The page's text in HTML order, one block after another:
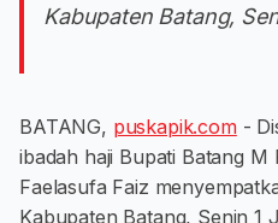
Kabupaten Batang,
BATANG, puskapik.com-
ibadah haji Bupati Batang M
Faelasufa Faiz
Kabupaten Batang, Senin 1